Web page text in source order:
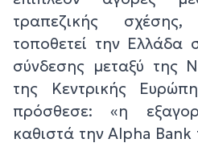
τραπεζικής
τοποθετεί την Ελλάδα
σύνδεσης μεταξύ της
της Κεντρικής
πρόσθεσε: «η
καθιστά την Alpha Bank